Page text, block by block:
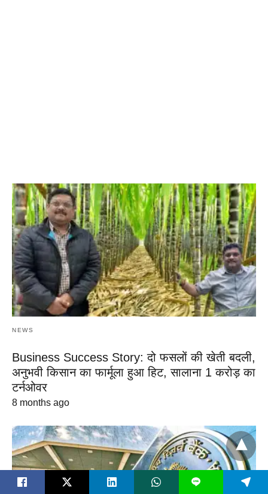
NEWS
Business Success Story: दो फसलों की खेती बदली,
अनुभवी किसान का फार्मूला हुआ हिट, सालाना 1 करोड़ का
टर्नओवर
8 months ago
L